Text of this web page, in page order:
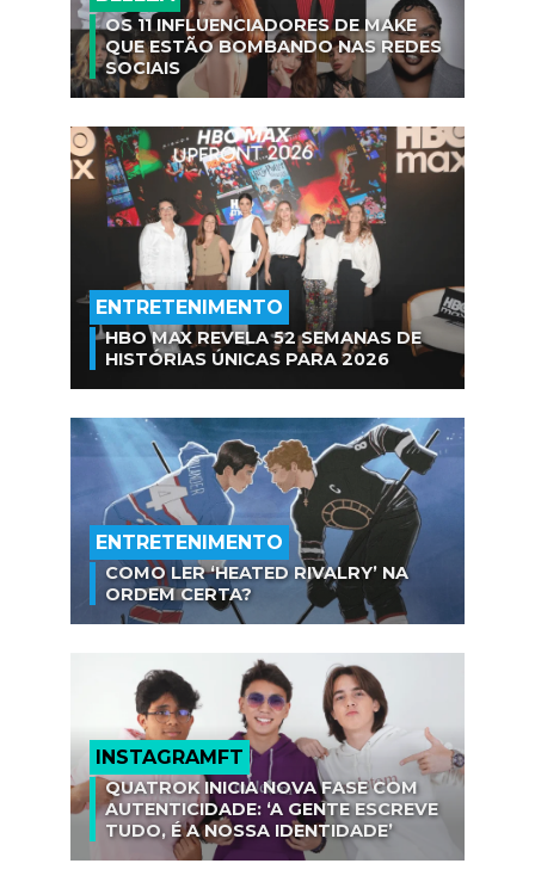
OS 11 INFLUENCIADORES DE MAKE
QUE ESTÃO BOMBANDO NAS REDES
SOCIAIS
ENTRETENIMENTO
HBO MAX REVELA 52 SEMANAS DE
HISTÓRIAS ÚNICAS PARA 2026
ENTRETENIMENTO
COMO LER ‘HEATED RIVALRY’ NA
ORDEM CERTA?
INSTAGRAMFT
QUATROK INICIA NOVA FASE COM
AUTENTICIDADE: ‘A GENTE ESCREVE
TUDO, É A NOSSA IDENTIDADE’